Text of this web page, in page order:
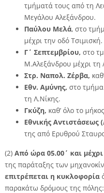
τμήματά τους από τη
Μεγάλου Αλεξάνδρου.
Παύλου Μελά, στο
μέχρι την οδό Τσιμισκή.
Γ΄ Σεπτεμβρίου, στο
Μ.Αλεξάνδρου μέχρι τη
Στρ. Ναπολ. Ζέρβα,
Εθν. Αμύνης, στο τμήμα
τη Λ.Νίκης.
Γκύζη, καθ’ όλο το
Εθνικής Αντιστάσεως (
της από Ερυθρού
(2) Από ώρα 05.00΄ και
της παράταξης των
επιτρέπεται η κυκλοφορία
παρακάτω δρόμους της πόλης: